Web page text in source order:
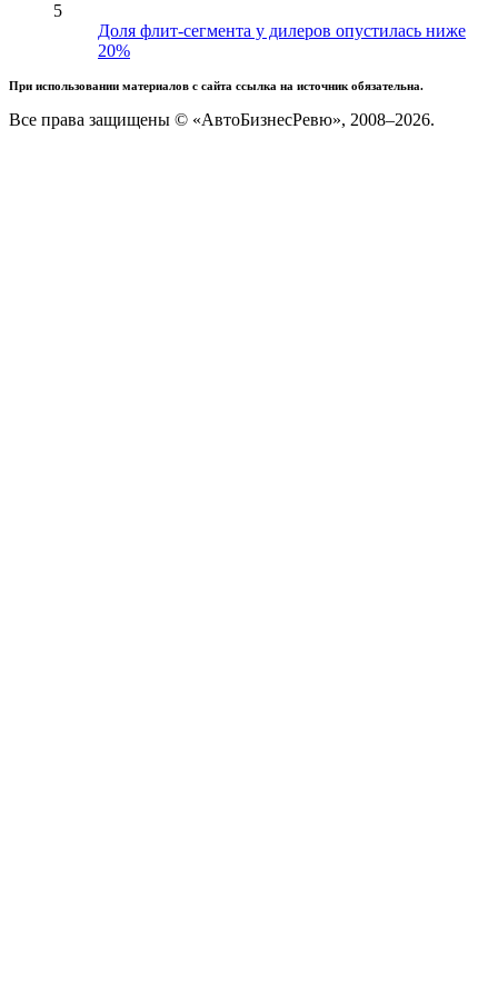
5
Доля флит-сегмента у дилеров опустилась ниже
20%
При использовании материалов с сайта ссылка на источник обязательна.
Все права защищены © «АвтоБизнесРевю», 2008–2026.